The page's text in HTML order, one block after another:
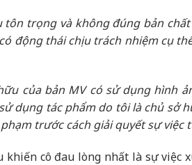
tôn trọng và không đúng bản
động thái chịu trách nhiệm cụ
của bản MV có sử dụng hình
dụng tác phẩm do tôi là chủ sở
trước cách giải quyết sự việc
khiến cô đau lòng nhất là sự